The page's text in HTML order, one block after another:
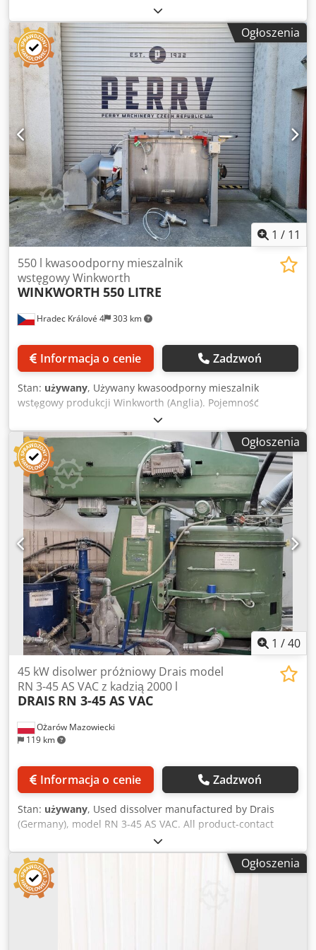
(Uwaga: Załączone zdjęcia przedstawiają udoskonaloną
wersję modelu HVP 300 z ramieniem ze stali nierdzewnej i
odchylaną półokrągłą pokrywą górną.)
nierdzewnej do pracy wsadowej. Urządzenie wyposażone
w głowicę ogólnego przeznaczenia (disintegrated head).
Bezpośredni napęd silnikiem o mocy 7,5 kW, 1470 obr/min.
W zestawie mobilny stojak podnośnikowy Silverson model
D/Lift, hydraulicznie sterowany podnoszeniem i
opuszczaniem, o dopuszczalnym udźwigu roboczym 300
kg. Dcodpfey Inr Rsx Aivjk
Ogłoszenia
1 / 11
Hradec Králové 4 303 km
550 l kwasoodporny mieszalnik
wstęgowy Winkworth
WINKWORTH 550 LITRE
Informacja o cenie Zadzwoń
Stan: używany, Używany kwasoodporny mieszalnik
wstęgowy produkcji Winkworth (Anglia). Pojemność
robocza około 550 litrów (zależnie od produktu). Komora
mieszająca ma wymiary około 1140 mm długości x 815 mm
szerokości x 1015 mm głębokości. Posiada pojedynczą
przerwaną wstęgę wykonaną ze stali kwasoodpornej o
średnicy około 800 mm, napędzaną przez przekładnię
silnikiem elektrycznym o mocy 5 KM, 1440 obr./min, 380-
440 V, 50 Hz. Posiada otwierane na zawiasach pokrywy
wykonane ze stali kwasoodpornej z każdej strony i siatkę
zabezpieczającą z jednej strony. Posiada otwór spustowy
na dole, umieszczony niecentralnie. Djdpjykn T Ssfx Aivjck
Specyfikacja techniczna: Pojemność: 550 l Wymiary: 1140 x
815 x 1015 mm (długość x szerokość x głębokość)
Ogłoszenia
1 /40
Ożarów Mazowiecki
119 km
45 kW disolwer próżniowy Drais model
RN 3-45 AS VAC z kadzią 2000 l
DRAIS RN 3-45 AS VAC
Informacja o cenie Zadzwoń
Stan: używany, Used dissolver manufactured by Drais
(Germany), model RN 3-45 AS VAC. All product-contact
parts are made of magnetic stainless steel (ferritic steel).
The machine is designed for vacuum operation. The mixer
features a single shaft with a working length of 105 cm,
equipped with a tooth disc with a diameter of 690 mm. The
shaft is driven by a 45 kW electric motor, 1460 rpm,
Ogłoszenia